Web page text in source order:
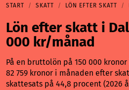
START SKATT LÖN EFTER SKATT
Lön efter skatt i
000 kr/månad
På en bruttolön på 150 000
82 759 kronor i månaden efter
skattesats på 44,8 procent (2026